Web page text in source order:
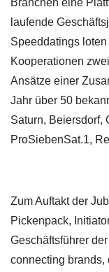
Branchen eine
laufende
Speeddatings
Kooperationen
Ansätze einer
Jahr über 50
Saturn, Beiersdorf,
ProSiebenSat.1,
Zum Auftakt der
Pickenpack,
Geschäftsführer
connecting